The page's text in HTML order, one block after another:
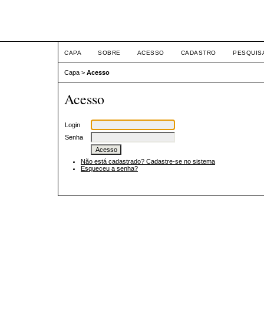
CAPA SOBRE ACESSO CADASTRO
Capa > Acesso
Acesso
Login
Senha
Não está cadastrado? Cadastre-se no sistema
Esqueceu a senha?